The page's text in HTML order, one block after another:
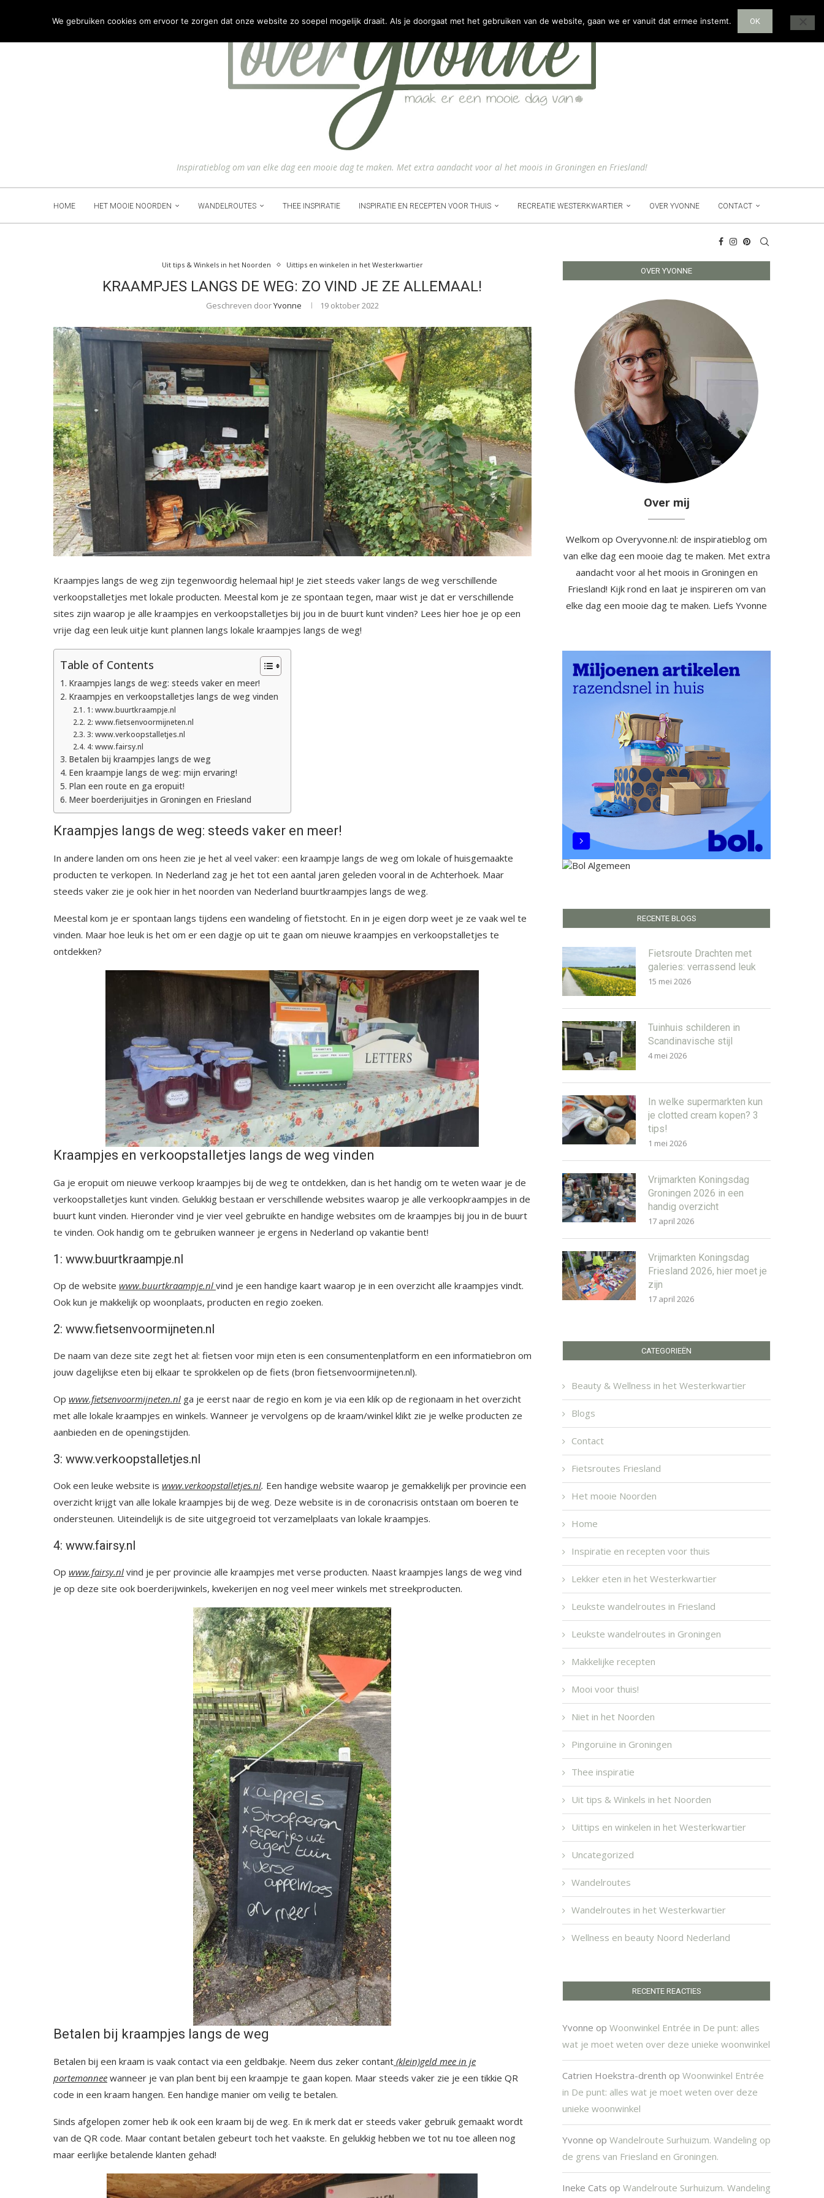
Inspiratieblog om van elke dag een mooie dag te maken. Met extra aandacht voor al het moois in Groningen en Friesland!
HOME HET MOOIE NOORDEN WANDELROUTES THEE INSPIRATIE INSPIRATIE EN RECEPTEN VOOR THUIS RECREATIE WESTERKWARTIER OVER YVONNE CONTACT
Uit tips & Winkels in het Noorden Uittips en winkelen in het Westerkwartier
KRAAMPJES LANGS DE WEG: ZO VIND JE ZE ALLEMAAL!
Geschreven doorYvonne 19 oktober 2022
Kraampjes langs de weg zijn tegenwoordig helemaal hip! Je ziet steeds vaker langs de weg verschillende
verkoopstalletjes met lokale producten. Meestal kom je ze spontaan tegen, maar wist je dat er verschillende
sites zijn waarop je alle kraampjes en verkoopstalletjes bij jou in de buurt kunt vinden? Lees hier hoe je op een
vrije dag een leuk uitje kunt plannen langs lokale kraampjes langs de weg!
Table of Contents
Kraampjes langs de weg: steeds vaker en meer!
Kraampjes en verkoopstalletjes langs de weg vinden
1: www.buurtkraampje.nl
2: www.fietsenvoormijneten.nl
3: www.verkoopstalletjes.nl
4: www.fairsy.nl
Betalen bij kraampjes langs de weg
Een kraampje langs de weg: mijn ervaring!
Plan een route en ga eropuit!
Meer boerderijuitjes in Groningen en Friesland
Kraampjes langs de weg: steeds vaker en meer!
In andere landen om ons heen zie je het al veel vaker: een kraampje langs de weg om lokale of huisgemaakte
producten te verkopen. In Nederland zag je het tot een aantal jaren geleden vooral in de Achterhoek. Maar
steeds vaker zie je ook hier in het noorden van Nederland buurtkraampjes langs de weg.
Meestal kom je er spontaan langs tijdens een wandeling of fietstocht. En in je eigen dorp weet je ze vaak wel te
vinden. Maar hoe leuk is het om er een dagje op uit te gaan om nieuwe kraampjes en verkoopstalletjes te
ontdekken?
Kraampjes en verkoopstalletjes langs de weg vinden
Ga je eropuit om nieuwe verkoop kraampjes bij de weg te ontdekken, dan is het handig om te weten waar je de
verkoopstalletjes kunt vinden. Gelukkig bestaan er verschillende websites waarop je alle verkoopkraampjes in de
buurt kunt vinden. Hieronder vind je vier veel gebruikte en handige websites om de kraampjes bij jou in de buurt
te vinden. Ook handig om te gebruiken wanneer je ergens in Nederland op vakantie bent!
1: www.buurtkraampje.nl
Op de website www.buurtkraampje.nl vind je een handige kaart waarop je in een overzicht alle kraampjes vindt.
Ook kun je makkelijk op woonplaats, producten en regio zoeken.
2: www.fietsenvoormijneten.nl
De naam van deze site zegt het al: fietsen voor mijn eten is een consumentenplatform en een informatiebron om
jouw dagelijkse eten bij elkaar te sprokkelen op de fiets (bron fietsenvoormijneten.nl).
Op www.fietsenvoormijneten.nl ga je eerst naar de regio en kom je via een klik op de regionaam in het overzicht
met alle lokale kraampjes en winkels. Wanneer je vervolgens op de kraam/winkel klikt zie je welke producten ze
aanbieden en de openingstijden.
3: www.verkoopstalletjes.nl
Ook een leuke website is www.verkoopstalletjes.nl. Een handige website waarop je gemakkelijk per provincie een
overzicht krijgt van alle lokale kraampjes bij de weg. Deze website is in de coronacrisis ontstaan om boeren te
ondersteunen. Uiteindelijk is de site uitgegroeid tot verzamelplaats van lokale kraampjes.
4: www.fairsy.nl
Op www.fairsy.nl vind je per provincie alle kraampjes met verse producten. Naast kraampjes langs de weg vind
je op deze site ook boerderijwinkels, kwekerijen en nog veel meer winkels met streekproducten.
Betalen bij kraampjes langs de weg
Betalen bij een kraam is vaak contact via een geldbakje. Neem dus zeker contant (klein)geld mee in je
portemonnee wanneer je van plan bent bij een kraampje te gaan kopen. Maar steeds vaker zie je een tikkie QR
code in een kraam hangen. Een handige manier om veilig te betalen.
Sinds afgelopen zomer heb ik ook een kraam bij de weg. En ik merk dat er steeds vaker gebruik gemaakt wordt
van de QR code. Maar contant betalen gebeurt toch het vaakste. En gelukkig hebben we tot nu toe alleen nog
maar eerlijke betalende klanten gehad!
OVER YVONNE
Over mij
Welkom op Overyvonne.nl: de inspiratieblog om
van elke dag een mooie dag te maken. Met extra
aandacht voor al het moois in Groningen en
Friesland! Kijk rond en laat je inspireren om van
elke dag een mooie dag te maken. Liefs Yvonne
RECENTE BLOGS
Fietsroute Drachten met
galeries: verrassend leuk
15 mei 2026
Tuinhuis schilderen in
Scandinavische stijl
4 mei 2026
In welke supermarkten kun
je clotted cream kopen? 3
tips!
1 mei 2026
Vrijmarkten Koningsdag
Groningen 2026 in een
handig overzicht
17 april 2026
Vrijmarkten Koningsdag
Friesland 2026, hier moet je
zijn
17 april 2026
CATEGORIEËN
Beauty & Wellness in het Westerkwartier
Blogs
Contact
Fietsroutes Friesland
Het mooie Noorden
Home
Inspiratie en recepten voor thuis
Lekker eten in het Westerkwartier
Leukste wandelroutes in Friesland
Leukste wandelroutes in Groningen
Makkelijke recepten
Mooi voor thuis!
Niet in het Noorden
Pingoruïne in Groningen
Thee inspiratie
Uit tips & Winkels in het Noorden
Uittips en winkelen in het Westerkwartier
Uncategorized
Wandelroutes
Wandelroutes in het Westerkwartier
Wellness en beauty Noord Nederland
RECENTE REACTIES
Yvonne op Woonwinkel Entrée in De punt: alles
wat je moet weten over deze unieke woonwinkel
Catrien Hoekstra-drenth op Woonwinkel Entrée
in De punt: alles wat je moet weten over deze
unieke woonwinkel
Yvonne op Wandelroute Surhuizum. Wandeling op
de grens van Friesland en Groningen.
Ineke Cats op Wandelroute Surhuizum. Wandeling
We gebruiken cookies om ervoor te zorgen dat onze website zo soepel mogelijk draait. Als je doorgaat met het gebruiken van de website, gaan we er vanuit dat ermee instemt. OK